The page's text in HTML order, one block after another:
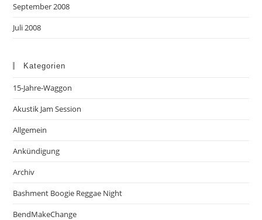
September 2008
Juli 2008
Kategorien
15-Jahre-Waggon
Akustik Jam Session
Allgemein
Ankündigung
Archiv
Bashment Boogie Reggae Night
BendMakeChange